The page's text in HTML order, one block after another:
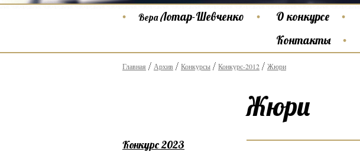
ВераЛотар-Шевченко О конкурсе
Контакты
Главная Архив Конкурсы Конкурс-2012 Жюри
Жюри
Конкурс 2023